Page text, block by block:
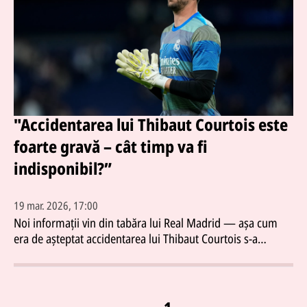
"Accidentarea lui Thibaut Courtois este
foarte gravă – cât timp va fi
indisponibil?”
19 mar. 2026, 17:00
Noi informații vin din tabăra lui Real Madrid — așa cum
era de așteptat accidentarea lui Thibaut Courtois s-a
portar nu își va putea ajuta echipa pentru o perioadă destul
33 de ani va lipsi aproximativ 6-8 săptămâni după care vor